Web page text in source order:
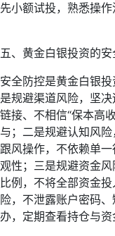
先小额试投，熟悉操作
五、黄金白银投资的
安全防控是黄金白银
是规避渠道风险，坚
链接、不相信“保本高
与；二是规避认知风
跟风操作，不依赖单
观性；三是规避资金
比例，不将全部资金
险，不泄露账户密码
办，定期查看持仓与资